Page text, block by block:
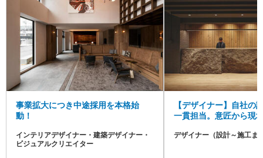
事業拡大につき中途採用を本格始
動！
インテリアデザイナー・建築デザイナー・
ビジュアルクリエイター
【デザイナー】自社の
一貫担当。意匠から現
デザイナー（設計～施工ま